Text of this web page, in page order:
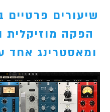
שיעורים פרטיים
הפקה מוזיקלית
ומאסטרינג אחד